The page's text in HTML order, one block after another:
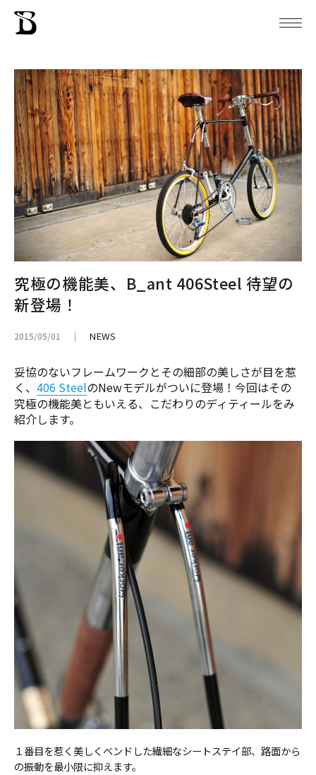
究極の機能美、B_ant 406Steel 待望の
新登場！
2015/05/01 NEWS
妥協のないフレームワークとその細部の美しさが目を惹
く、 406 SteelのNewモデルがついに登場！今回はその
究極の機能美ともいえる、こだわりのディティールをみ
紹介します。
１番目を惹く美しくベンドした繊細なシートステイ部、路面から
の振動を最小限に抑えます。